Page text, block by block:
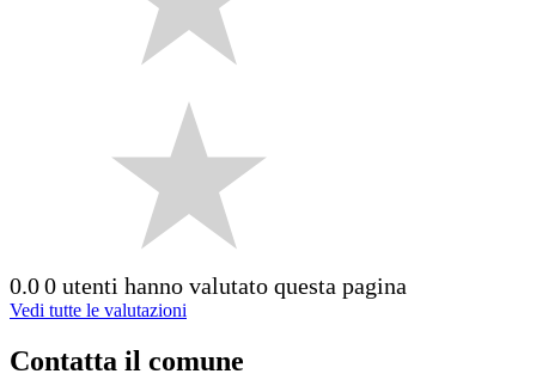
0.00 utenti hanno valutato questa pagina
Vedi tutte le valutazioni
Contatta il comune